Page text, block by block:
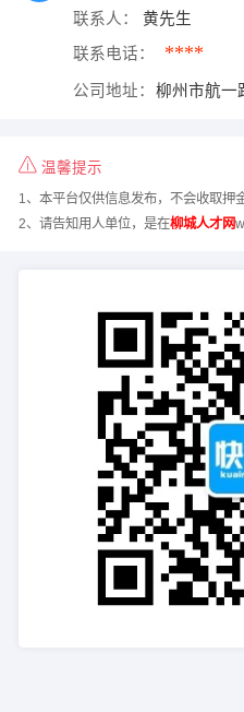
联系人： 黄先生
联系电话： ****
公司地址： 柳州市航一
温馨提示
1、本平台仅供信息发布，不会收取押
2、请告知用人单位，是在柳城人才网